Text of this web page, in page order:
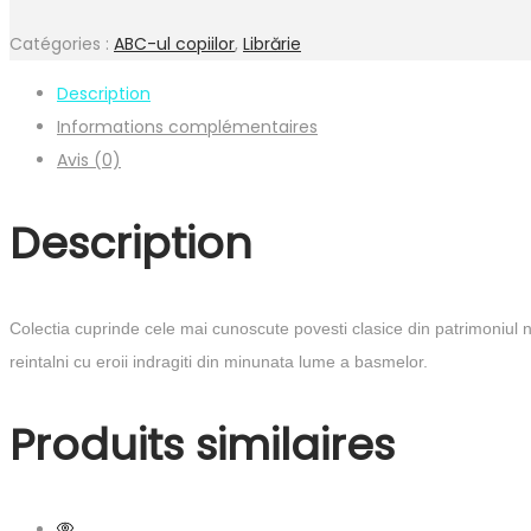
Catégories : ABC-ul copiilor, Librărie
Description
Informations complémentaires
Avis (0)
Description
Colectia cuprinde cele mai cunoscute povesti clasice din
reintalni cu eroii indragiti din minunata lume a basmelor.
Produits similaires